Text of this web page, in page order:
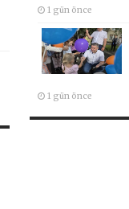
1 gün önce
1 gün önce